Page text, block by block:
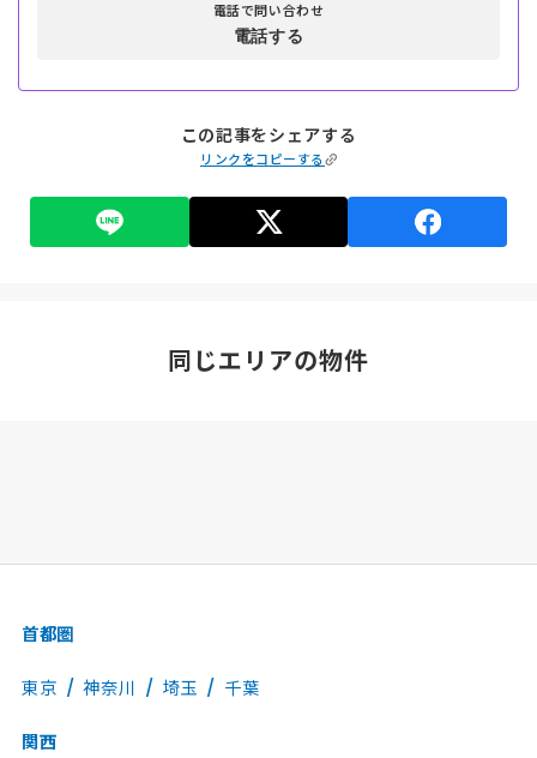
電話で問い合わせ
電話する
この記事をシェアする
リンクをコピーする
同じエリアの物件
首都圏
東京 神奈川 埼玉 千葉
関西